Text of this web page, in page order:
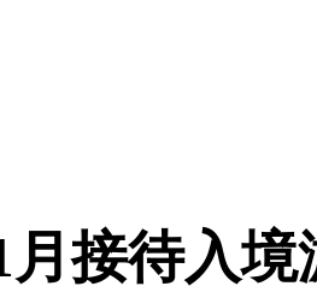
接待入